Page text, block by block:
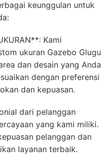
keunggulan untuk
Kami
ukuran Gazebo Glugu
dan desain yang Anda
dengan preferensi
dan kepuasan.
dari pelanggan
yang kami miliki.
pelanggan dan
layanan terbaik.